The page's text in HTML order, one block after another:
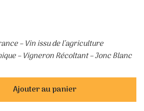
– Vin issu de l’agriculture
– Vigneron Récoltant – Jonc Blanc
Ajouter au panier